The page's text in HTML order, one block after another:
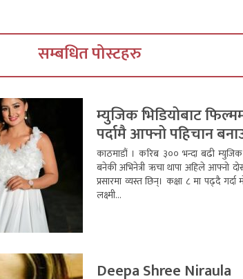
सम्बधित पोस्टहरु
म्युजिक भिडियोबाट
पर्दामै आफ्नो पहिचान
काठमाडौं । करिब ३०० भन्दा बढी म्युजिक
बनेकी अभिनेत्री ऋचा थापा अहिले आफ्नो
प्रसारमा व्यस्त छिन्। कक्षा ८ मा पढ्दै
लक्ष्मी...
Deepa Shree Niraula